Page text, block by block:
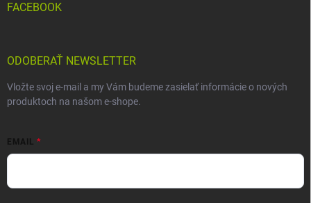
FACEBOOK
ODOBERAŤ NEWSLETTER
Vložte svoj e-mail a my Vám budeme zasielať informácie o nových
produktoch na našom e-shope.
EMAIL